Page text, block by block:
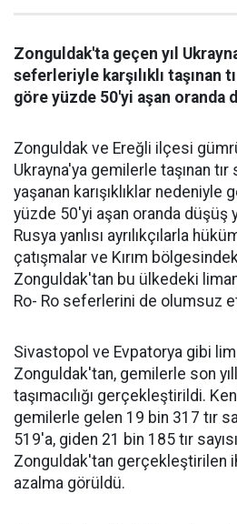
Zonguldak'ta geçen yıl
seferleriyle karşılıklı taşınan
göre yüzde 50'yi aşan oranda
Zonguldak ve Ereğli ilçesi
Ukrayna'ya gemilerle taşınan tır
yaşanan karışıklıklar nedeniyle
yüzde 50'yi aşan oranda düşüş
Rusya yanlısı ayrılıkçılarla
çatışmalar ve Kırım
Zonguldak'tan bu ülkedeki
Ro- Ro seferlerini de olumsuz
Sivastopol ve Evpatorya gibi
Zonguldak'tan, gemilerle son
taşımacılığı gerçekleştirildi.
gemilerle gelen 19 bin 317 tır
519'a, giden 21 bin 185 tır
Zonguldak'tan gerçekleştirilen
azalma görüldü.